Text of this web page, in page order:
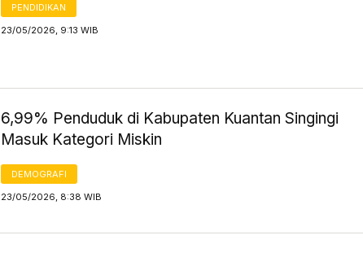
PENDIDIKAN
23/05/2026, 9:13 WIB
6,99% Penduduk di Kabupaten Kuantan Singingi
Masuk Kategori Miskin
DEMOGRAFI
23/05/2026, 8:38 WIB